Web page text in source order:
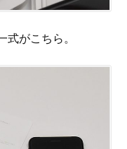
式がこちら。